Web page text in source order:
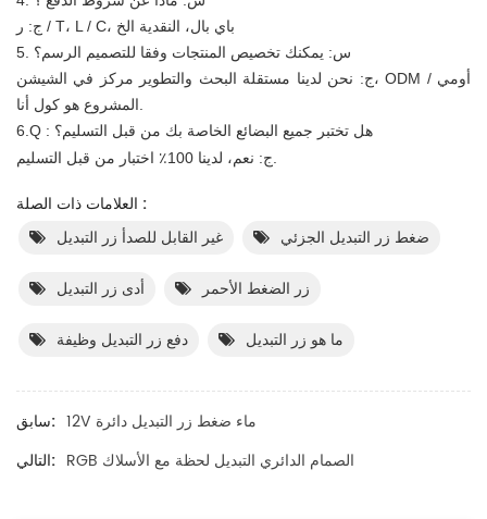
ج: ر / T، L / C، باي بال، النقدية الخ
5. س: يمكنك تخصيص المنتجات وفقا للتصميم الرسم؟
ج: نحن لدينا مستقلة البحث والتطوير مركز في الشيشن، ODM / أومي
المشروع هو كول
أنا.
6.Q : هل تختبر جميع البضائع الخاصة بك من قبل التسليم؟
ج: نعم، لدينا 100٪ اختبار من قبل التسليم.
العلامات ذات الصلة :
غير القابل للصدأ زر التبديل
ضغط زر التبديل الجزئي
أدى زر التبديل زر الضغط الأحمر
دفع زر التبديل وظيفة ما هو زر التبديل
سابق:
12V ماء ضغط زر التبديل دائرة
التالي:
RGB الصمام الدائري التبديل لحظة مع الأسلاك